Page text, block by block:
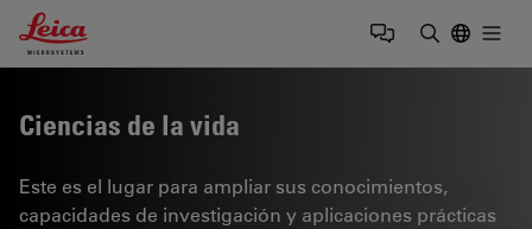
Leica Microsystems Logo
Ciencias de la vida
Este es el lugar para ampliar sus conocimientos,
capacidades de investigación y aplicaciones prácticas